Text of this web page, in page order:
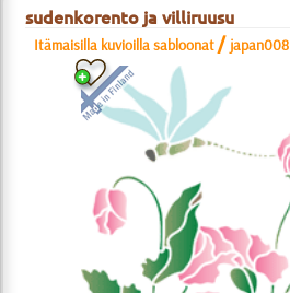
sudenkorento ja villiruusu
Itämaisilla kuvioilla sabloonat / japan008